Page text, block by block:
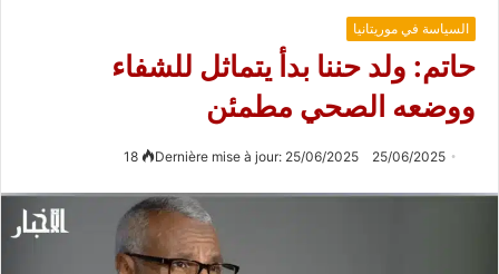
السياسة في موريتانيا
حاتم: ولد حننا بدأ يتماثل للشفاء
ووضعه الصحي مطمئن
25/06/2025
Dernière mise à jour: 25/06/2025